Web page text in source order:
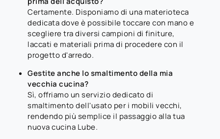
Certamente. Disponiamo di una materioteca
dedicata dove è possibile toccare con mano e
scegliere tra diversi campioni di finiture,
laccati e materiali prima di procedere con il
progetto d'arredo.
Gestite anche lo smaltimento della mia
vecchia cucina?
Sì, offriamo un servizio dedicato di
smaltimento dell'usato per i mobili vecchi,
rendendo più semplice il passaggio alla tua
nuova cucina Lube.